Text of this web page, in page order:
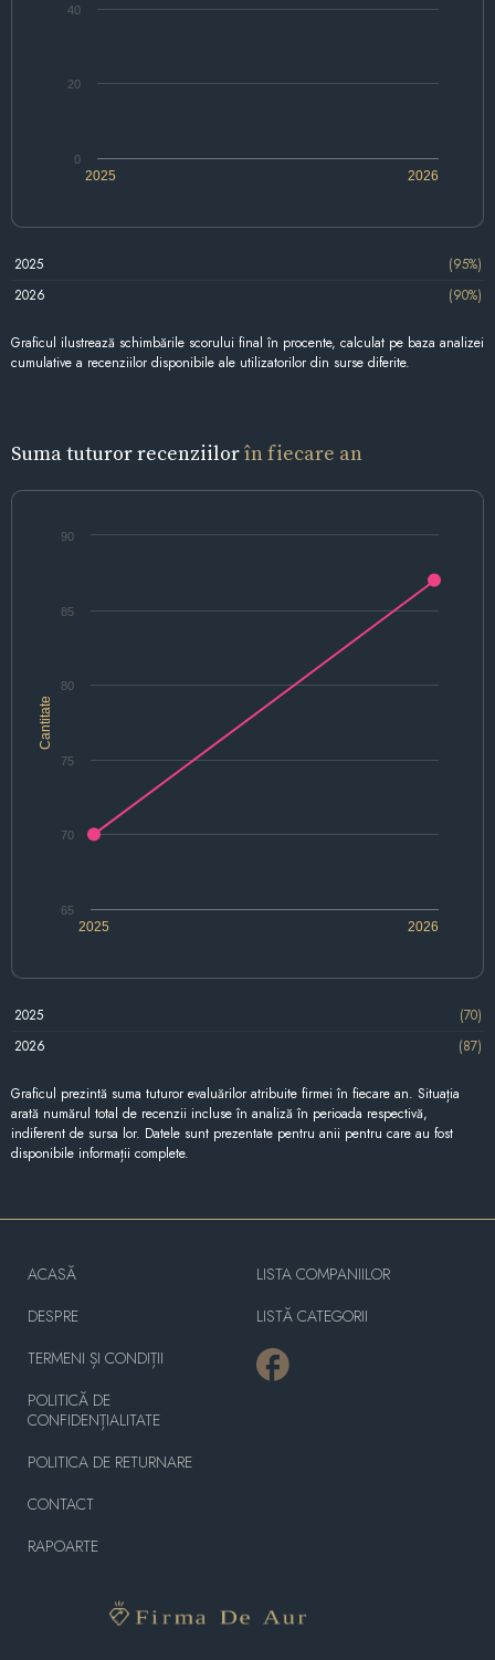
2025 2026
0
20
40
2025
(95%)
2026
(90%)
Graficul ilustrează schimbările scorului final în procente, calculat pe baza analizei
cumulative a recenziilor disponibile ale utilizatorilor din surse diferite.
Suma tuturor recenziilorîn fiecare an
Cantitate
2025 2026
65
70
75
80
85
90
2025
(70)
2026
(87)
Graficul prezintă suma tuturor evaluărilor atribuite firmei în fiecare an. Situația
arată numărul total de recenzii incluse în analiză în perioada respectivă,
indiferent de sursa lor. Datele sunt prezentate pentru anii pentru care au fost
disponibile informații complete.
ACASĂ
DESPRE
TERMENI ȘI CONDIȚII
POLITICĂ DE
CONFIDENȚIALITATE
POLITICA DE RETURNARE
CONTACT
RAPOARTE
LISTA COMPANIILOR
LISTĂ CATEGORII